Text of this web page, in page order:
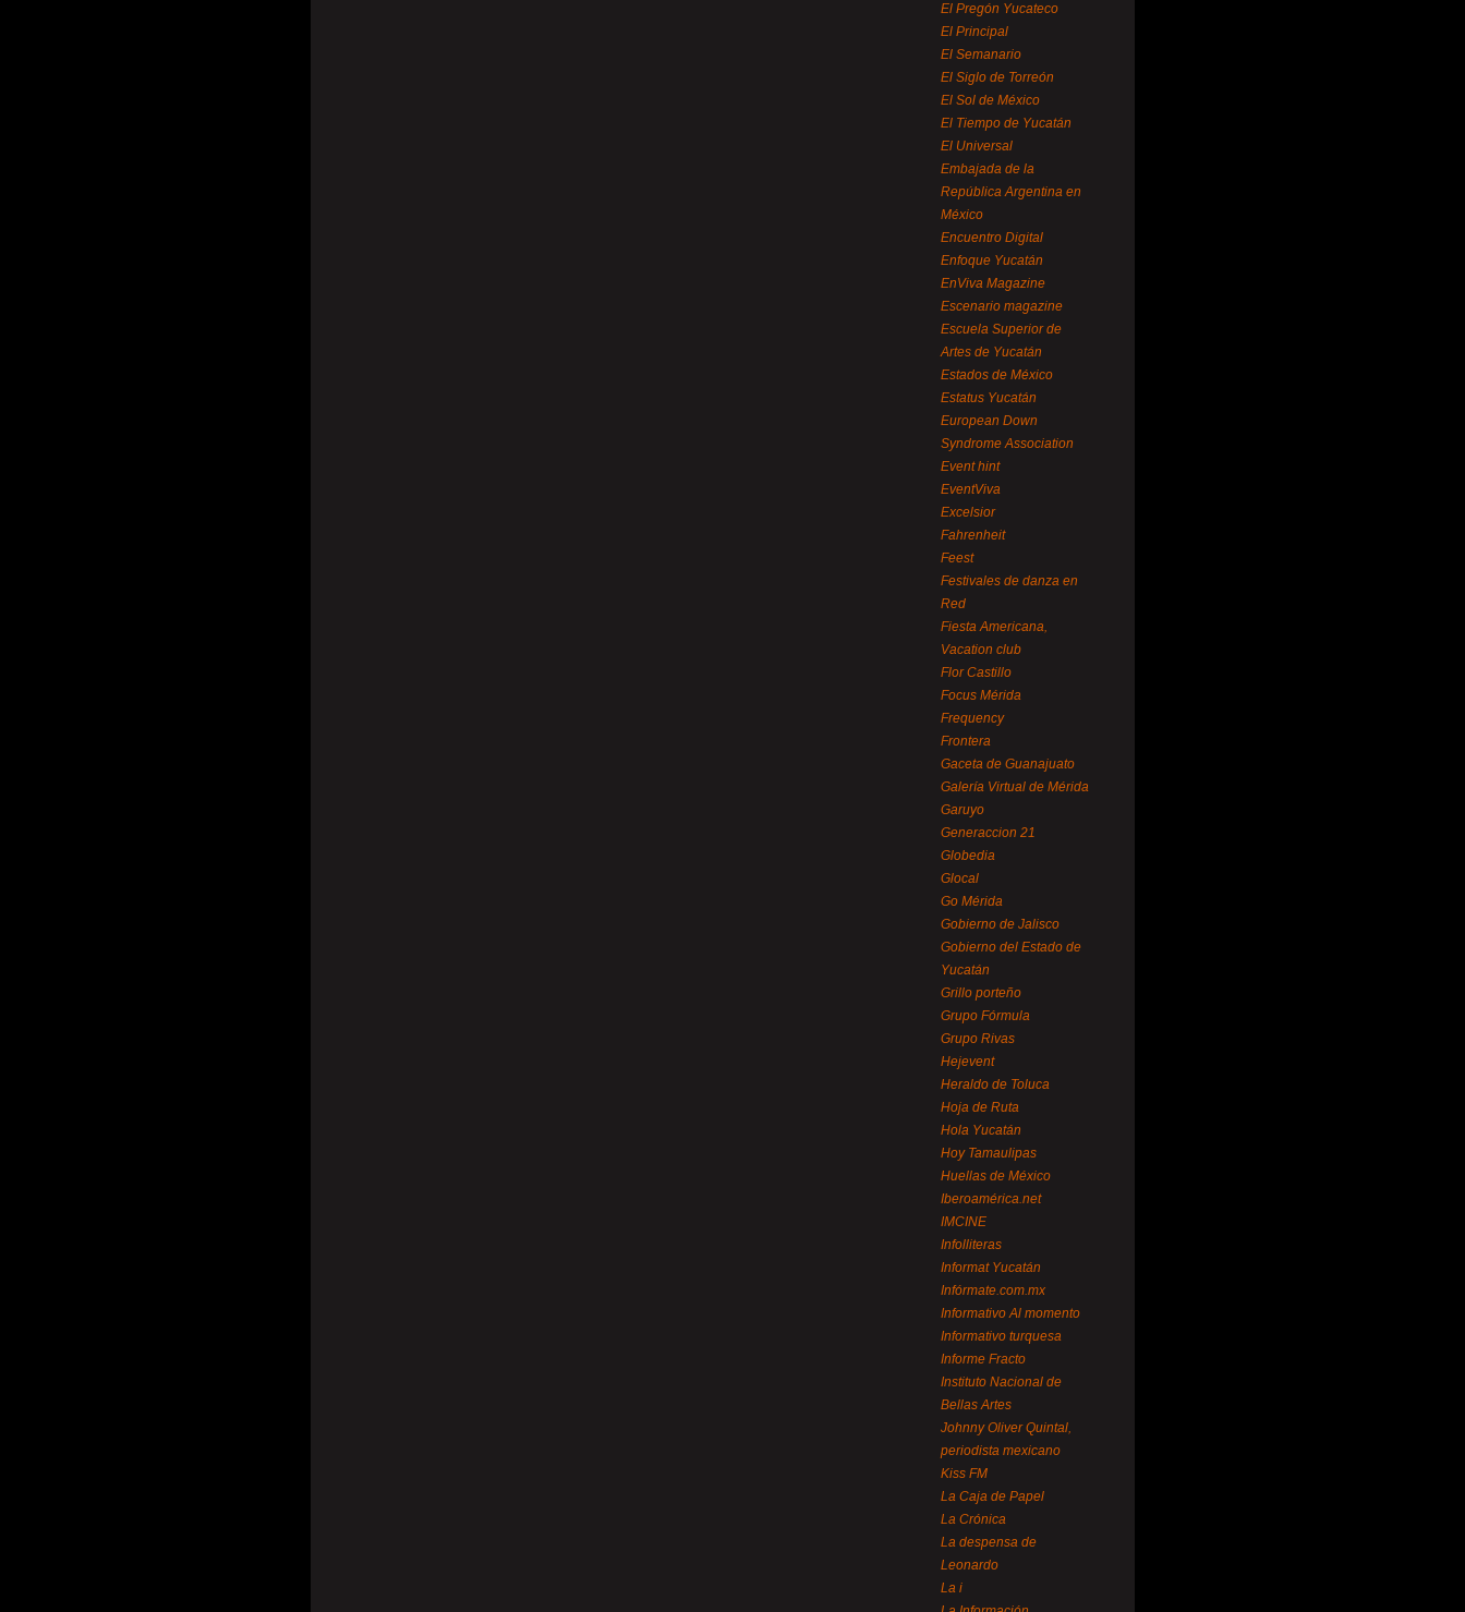
El Pregón Yucateco
El Principal
El Semanario
El Siglo de Torreón
El Sol de México
El Tiempo de Yucatán
El Universal
Embajada de la
República Argentina en
México
Encuentro Digital
Enfoque Yucatán
EnViva Magazine
Escenario magazine
Escuela Superior de
Artes de Yucatán
Estados de México
Estatus Yucatán
European Down
Syndrome Association
Event hint
EventViva
Excelsior
Fahrenheit
Feest
Festivales de danza en
Red
Fiesta Americana,
Vacation club
Flor Castillo
Focus Mérida
Frequency
Frontera
Gaceta de Guanajuato
Galería Virtual de Mérida
Garuyo
Generaccion 21
Globedia
Glocal
Go Mérida
Gobierno de Jalisco
Gobierno del Estado de
Yucatán
Grillo porteño
Grupo Fórmula
Grupo Rivas
Hejevent
Heraldo de Toluca
Hoja de Ruta
Hola Yucatán
Hoy Tamaulipas
Huellas de México
Iberoamérica.net
IMCINE
Infolliteras
Informat Yucatán
Infórmate.com.mx
Informativo Al momento
Informativo turquesa
Informe Fracto
Instituto Nacional de
Bellas Artes
Johnny Oliver Quintal,
periodista mexicano
Kiss FM
La Caja de Papel
La Crónica
La despensa de
Leonardo
La i